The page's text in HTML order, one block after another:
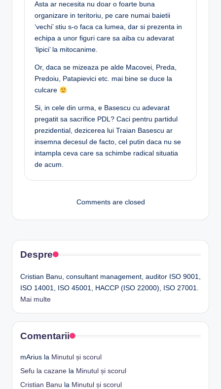
Asta ar necesita nu doar o foarte buna
organizare in teritoriu, pe care numai baietii
‘vechi’ stiu s-o faca ca lumea, dar si prezenta in
echipa a unor figuri care sa aiba cu adevarat
‘lipici’ la mitocanime.
Or, daca se mizeaza pe alde Macovei, Preda,
Predoiu, Patapievici etc. mai bine se duce la
culcare
Si, in cele din urma, e Basescu cu adevarat
pregatit sa sacrifice PDL? Caci pentru partidul
prezidential, dezicerea lui Traian Basescu ar
insemna decesul de facto, cel putin daca nu se
intampla ceva care sa schimbe radical situatia
de acum.
Comments are closed
Despre
Cristian Banu, consultant management, auditor ISO 9001,
ISO 14001, ISO 45001, HACCP (ISO 22000), ISO 27001.
Mai multe
Comentarii
mArius la Minutul și scorul
Sefu la cazane la Minutul și scorul
Cristian Banu la Minutul și scorul